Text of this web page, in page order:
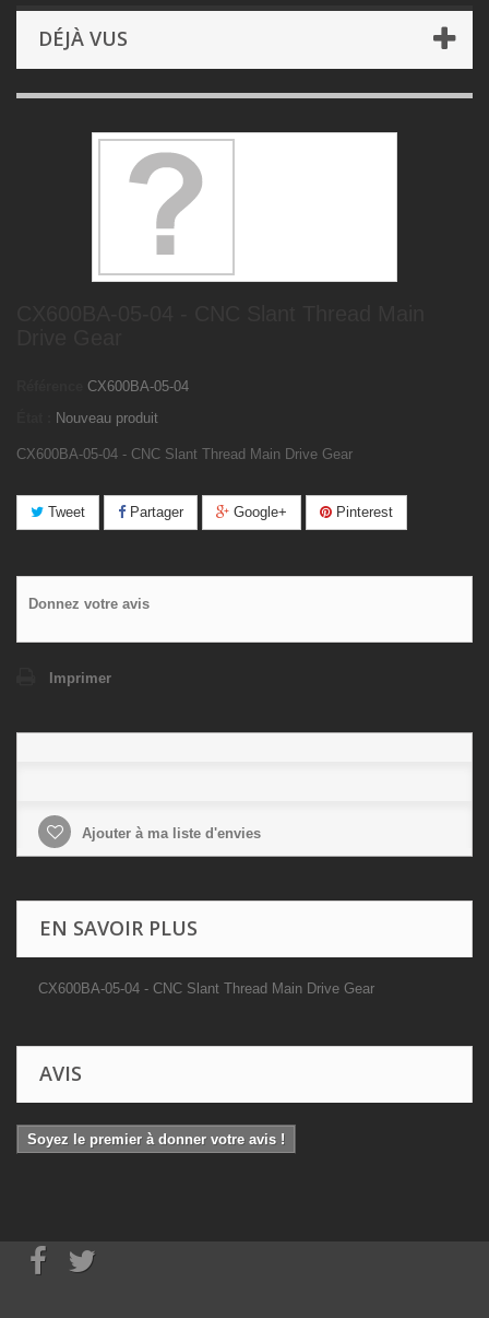
DÉJÀ VUS
CX600BA-05-04
Nouveau produit
CX600BA-05-04 - CNC Slant Thread Main Drive Gear
Tweet Partager Google+ Pinterest
Donnez votre avis
Imprimer
Ajouter à ma liste d'envies
EN SAVOIR PLUS
CX600BA-05-04 - CNC Slant Thread Main Drive Gear
AVIS
Soyez le premier à donner votre avis !